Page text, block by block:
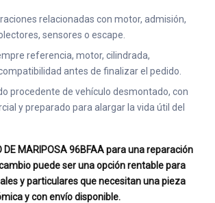
relacionadas con motor, admisión,
sensores o escape.
referencia, motor, cilindrada,
antes de finalizar el pedido.
procedente de vehículo desmontado, con
y preparado para alargar la vida útil del
DE MARIPOSA 96BFAA para una reparación
puede ser una opción rentable para
y particulares que necesitan una pieza
y con envío disponible.